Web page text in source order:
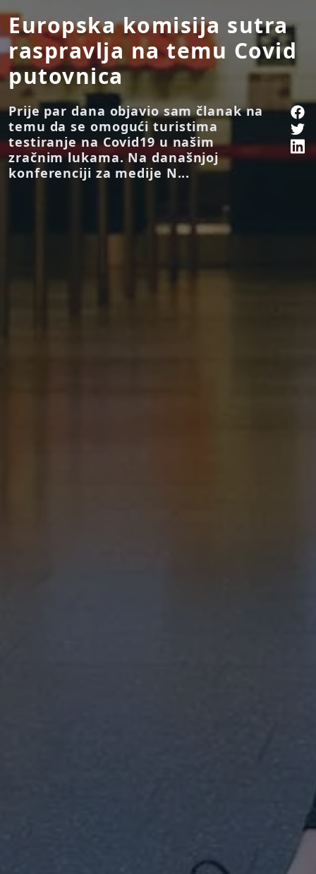
Europska komisija sutra
raspravlja na temu Covid
putovnica
Prije par dana objavio sam članak na
temu da se omogući turistima
testiranje na Covid19 u našim
zračnim lukama. Na današnjoj
konferenciji za medije N...